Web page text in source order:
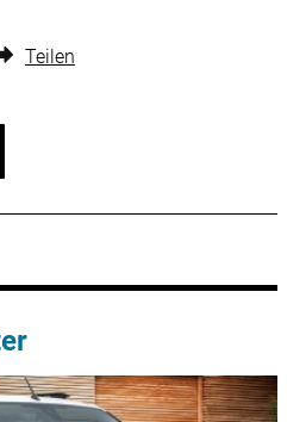
Teilen